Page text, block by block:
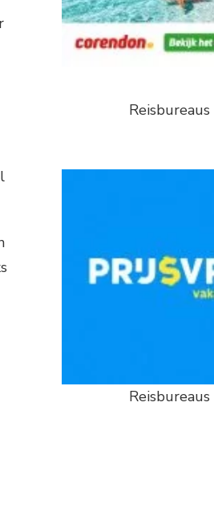
Reisbureaus
Reisbureaus